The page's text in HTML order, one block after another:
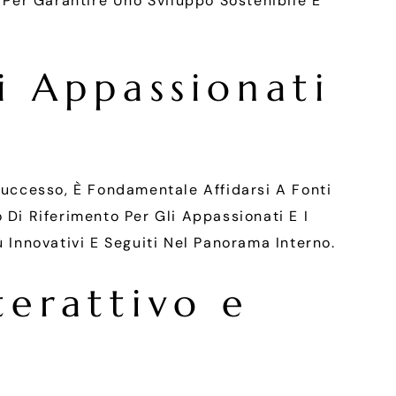
È Fondamentale Affidarsi A Fonti
Riferimento Per Gli Appassionati E I
E Seguiti Nel Panorama Interno.
e